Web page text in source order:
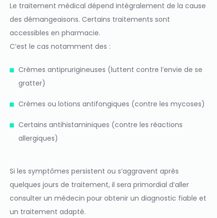
Le traitement médical dépend intégralement de la cause
des démangeaisons. Certains traitements sont
accessibles en pharmacie.
C’est le cas notamment des :
Crèmes antiprurigineuses (luttent contre l’envie de se
gratter)
Crèmes ou lotions antifongiques (contre les mycoses)
Certains antihistaminiques (contre les réactions
allergiques)
Si les symptômes persistent ou s’aggravent après
quelques jours de traitement, il sera primordial d’aller
consulter un médecin pour obtenir un diagnostic fiable et
un traitement adapté.